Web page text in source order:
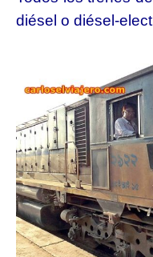
diésel o diésel-